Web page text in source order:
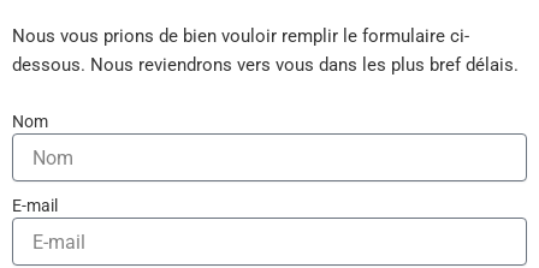
Nous vous prions de bien vouloir remplir le formulaire ci-
dessous. Nous reviendrons vers vous dans les plus bref délais.
Nom
E-mail